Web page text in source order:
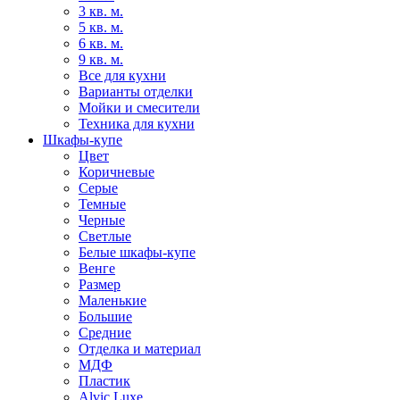
3 кв. м.
5 кв. м.
6 кв. м.
9 кв. м.
Все для кухни
Варианты отделки
Мойки и смесители
Техника для кухни
Шкафы-купе
Цвет
Коричневые
Серые
Темные
Черные
Светлые
Белые шкафы-купе
Венге
Размер
Маленькие
Большие
Средние
Отделка и материал
МДФ
Пластик
Alvic Luxe